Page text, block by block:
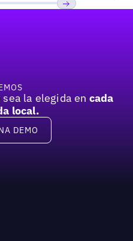
la elegida en cada
local.
DEMO